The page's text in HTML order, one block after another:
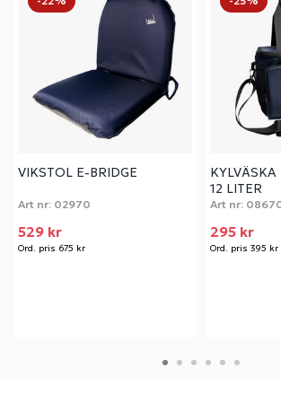
VIKSTOL E-BRIDGE
Art nr: 02970
529 kr
Ord. pris 675 kr
12 LITER
Art nr:
295 kr
Ord. pris 395 kr